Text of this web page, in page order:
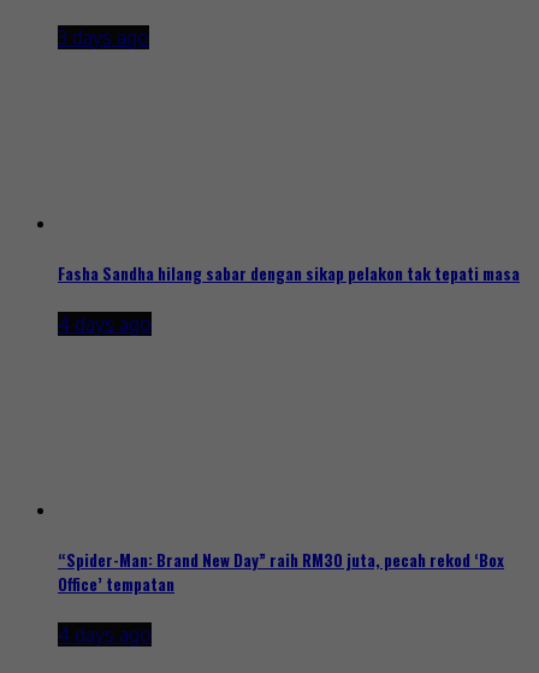
3 days ago
Fasha Sandha hilang sabar dengan sikap pelakon tak tepati masa
4 days ago
“Spider-Man: Brand New Day” raih RM30 juta, pecah rekod ‘Box
Office’ tempatan
4 days ago